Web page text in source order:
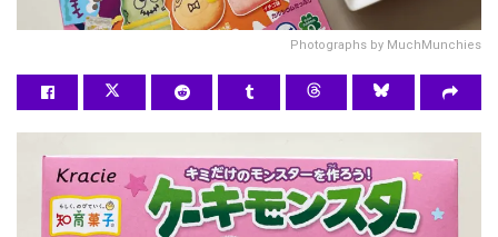
Photographs by MuchMunchies